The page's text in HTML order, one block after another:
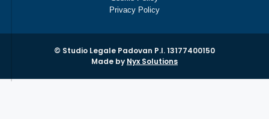
Privacy Policy
© Studio Legale Padovan P.I. 13177400150
Made by Nyx Solutions